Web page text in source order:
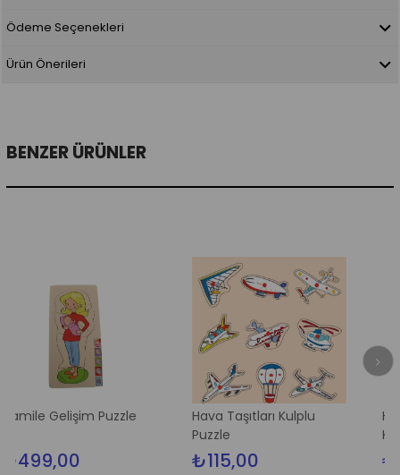
Ödeme Seçenekleri
Ürün Önerileri
BENZER ÜRÜNLER
Puzzle
Hava Taşıtları Kulplu
₺115,00
Hayvanlar
Kulplu Puzzle
₺115,00